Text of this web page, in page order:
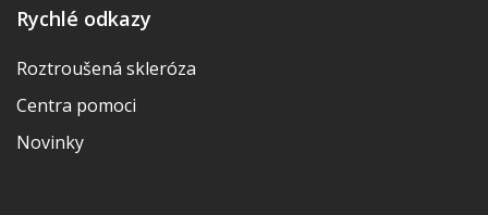
Rychlé odkazy
Roztroušená skleróza
Centra pomoci
Novinky